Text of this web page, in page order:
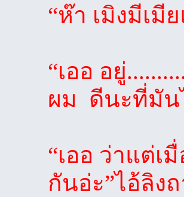
“ห๊า เมิงมีเมี
“เออ อยู่
ผม ดีนะที่มัน
“เออ ว่าแต่เ
กันอ่ะ”ไอ้ลิง